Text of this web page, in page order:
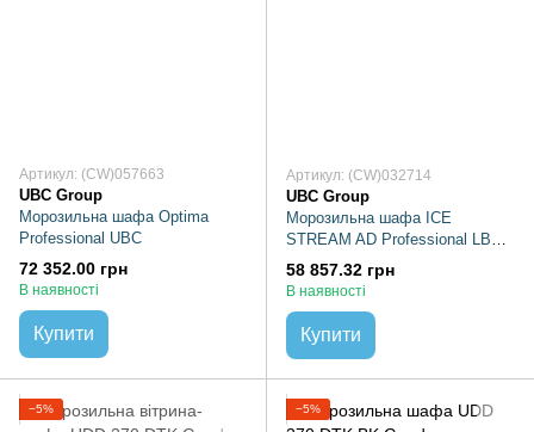
Артикул: (CW)057663
UBC Group
Морозильна шафа Optima
Professional UBC
72 352.00 грн
В наявності
Купити
Артикул: (CW)032714
UBC Group
Морозильна шафа ICE
STREAM AD Professional LB
UBC
58 857.32 грн
В наявності
Купити
−5% −5%